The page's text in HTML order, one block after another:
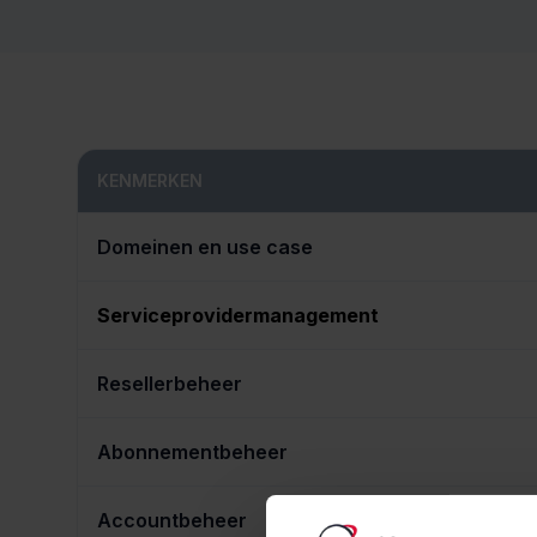
KENMERKEN
Domeinen en use case
Serviceprovidermanagement
Resellerbeheer
Abonnementbeheer
Accountbeheer